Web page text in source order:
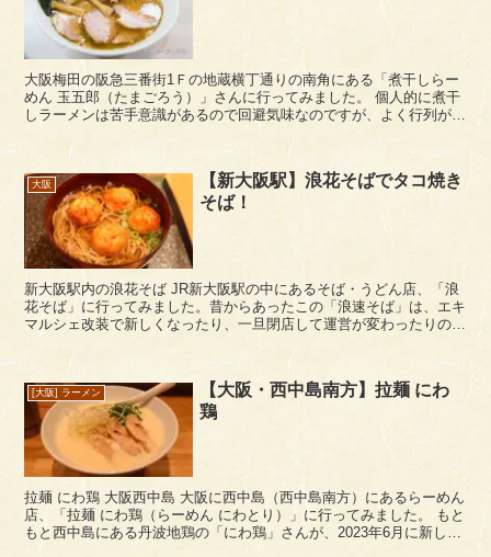
大阪梅田の阪急三番街1Ｆの地蔵横丁通りの南角にある「煮干しらー
めん 玉五郎（たまごろう）」さんに行ってみました。 個人的に煮干
しラーメンは苦手意識があるので回避気味なのですが、よく行列がで
大阪
【新大阪駅】浪花そばでタコ焼き
そば！
新大阪駅内の浪花そば JR新大阪駅の中にあるそば・うどん店、「浪
花そば」に行ってみました。昔からあったこの「浪速そば」は、エキ
マルシェ改装で新しくなったり、一旦閉店して運営が変わったりの変
[大阪] ラーメン
【大阪・西中島南方】拉麺 にわ
鶏
拉麺 にわ鶏 大阪西中島 大阪に西中島（西中島南方）にあるらーめん
店、「拉麺 にわ鶏（らーめん にわとり）」に行ってみました。 もと
もと西中島にある丹波地鶏の「にわ鶏」さんが、2023年6月に新しく